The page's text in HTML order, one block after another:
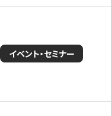
イベント・セミナー